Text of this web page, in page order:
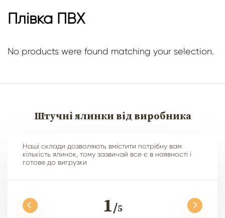
Плівка ПВХ
No products were found matching your selection.
Штучні ялинки від виробника
Наші склади дозволяють вмістити потрібну вам
кількість ялинок, тому зазвичай все є в наявності і
готове до вигрузки
1 5